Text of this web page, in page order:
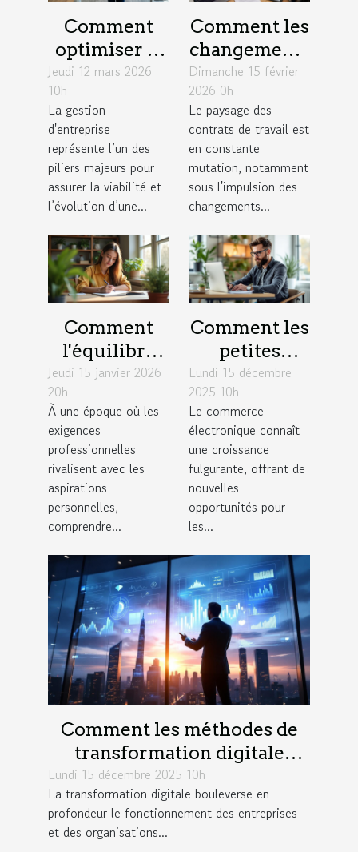
Comment
optimiser la
gestion
d'entreprise
pour une
croissance
durable ?
Jeudi 12 mars 2026
10h
La gestion
d'entreprise
représente l’un des
piliers majeurs pour
assurer la viabilité et
l’évolution d’une...
Comment les
changements
législatifs de
2026
influencent-
ils les
contrats de
travail ?
Dimanche 15 février
2026 0h
Le paysage des
contrats de travail est
en constante
mutation, notamment
sous l'impulsion des
changements...
Comment
l'équilibre
travail-vie
personnelle
influence la
créativité?
Jeudi 15 janvier 2026
20h
À une époque où les
exigences
professionnelles
rivalisent avec les
aspirations
personnelles,
comprendre...
Comment les
petites
entreprises
peuvent
exploiter les
tendances du
commerce
électronique
?
Lundi 15 décembre
2025 10h
Le commerce
électronique connaît
une croissance
fulgurante, offrant de
nouvelles
opportunités pour
les...
Comment les méthodes de
transformation digitale
influencent-elles la
productivité?
Lundi 15 décembre 2025 10h
La transformation digitale bouleverse en
profondeur le fonctionnement des entreprises
et des organisations...